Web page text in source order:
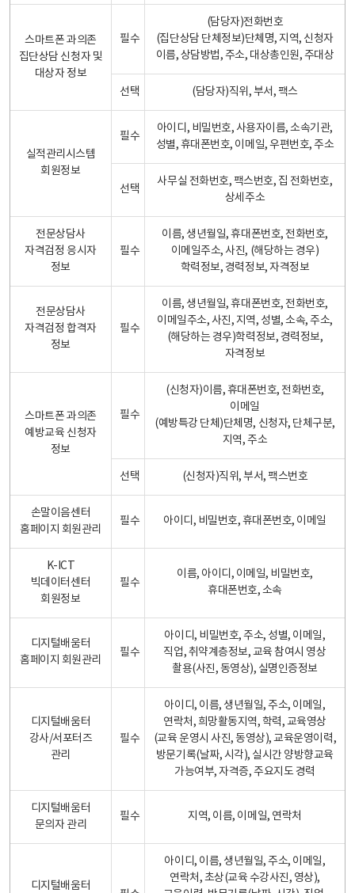
스마트폰 과의존
집단상담 신청자 및
대상자 정보
필수
(담당자)전화번호
(집단상담 단체정보)단체명, 지역, 신청자
이름, 상담방법, 주소, 대상총인원, 주대상
선택 (담당자)직위, 부서, 팩스
실적관리시스템
회원정보
필수
아이디, 비밀번호, 사용자이름, 소속기관,
성별, 휴대폰번호, 이메일, 우편번호, 주소
선택
사무실 전화번호, 팩스번호, 집 전화번호,
상세주소
전문상담사
자격검정 응시자
정보
필수
이름, 생년월일, 휴대폰번호, 전화번호,
이메일주소, 사진, (해당하는 경우)
학력정보, 경력정보, 자격정보
전문상담사
자격검정 합격자
정보
필수
이름, 생년월일, 휴대폰번호, 전화번호,
이메일주소, 사진, 지역, 성별, 소속, 주소,
(해당하는 경우)학력정보, 경력정보,
자격정보
스마트폰 과의존
예방교육 신청자
정보
필수
(신청자)이름, 휴대폰번호, 전화번호,
이메일
(예방특강 단체)단체명, 신청자, 단체구분,
지역, 주소
선택 (신청자)직위, 부서, 팩스번호
손말이음센터
홈페이지 회원관리
필수 아이디, 비밀번호, 휴대폰번호, 이메일
K-ICT
빅데이터센터
회원정보
필수
이름, 아이디, 이메일, 비밀번호,
휴대폰번호, 소속
디지털배움터
홈페이지 회원관리
필수
아이디, 비밀번호, 주소, 성별, 이메일,
직업, 취약계층정보, 교육 참여시 영상
촬용(사진, 동영상), 실명인증정보
디지털배움터
강사/서포터즈
관리
필수
아이디, 이름, 생년월일, 주소, 이메일,
연락처, 희망활동지역, 학력, 교육영상
(교육 운영시 사진, 동영상), 교육운영이력,
방문기록(날짜, 시각), 실시간 양방향교육
가능여부, 자격증, 주요지도 경력
디지털배움터
문의자 관리
필수 지역, 이름, 이메일, 연락처
디지털배움터
아이디, 이름, 생년월일, 주소, 이메일,
연락처, 초상(교육 수강사진, 영상),